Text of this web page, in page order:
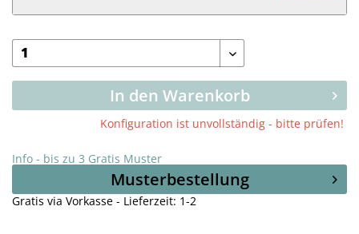
In den Warenkorb
Konfiguration ist unvollständig - bitte prüfen!
Musterbestellung
Info - bis zu 3 Gratis Muster
Gratis via Vorkasse - Lieferzeit: 1-2